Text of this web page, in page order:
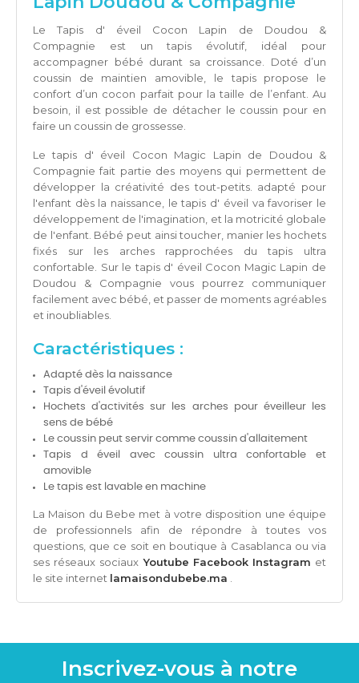
Le Tapis d' éveil Cocon Lapin de Doudou &
Compagnie est un tapis évolutif, idéal pour
accompagner bébé durant sa croissance. Doté d’un
coussin de maintien amovible, le tapis propose le
confort d’un cocon parfait pour la taille de l’enfant. Au
besoin, il est possible de détacher le coussin pour en
faire un coussin de grossesse.
Le tapis d' éveil Cocon Magic Lapin de Doudou &
Compagnie fait partie des moyens qui permettent de
développer la créativité des tout-petits. adapté pour
l'enfant dès la naissance, le tapis d' éveil va favoriser le
développement de l'imagination, et la motricité globale
de l'enfant. Bébé peut ainsi toucher, manier les hochets
fixés sur les arches rapprochées du tapis ultra
confortable. Sur le tapis d' éveil Cocon Magic Lapin de
Doudou & Compagnie vous pourrez communiquer
facilement avec bébé, et passer de moments agréables
et inoubliables.
Caractéristiques :
Adapté dès la naissance
Tapis d'éveil évolutif
Hochets d'activités sur les arches pour éveilleur les
sens de bébé
Le coussin peut servir comme coussin d'allaitement
Tapis d éveil avec coussin ultra confortable et
amovible
Le tapis est lavable en machine
La Maison du Bebe met à votre disposition une équipe
de professionnels afin de répondre à toutes vos
questions, que ce soit en boutique à Casablanca ou via
ses réseaux sociauxYoutube Facebook Instagram et
le site internet lamaisondubebe.ma .
Inscrivez-vous à notre